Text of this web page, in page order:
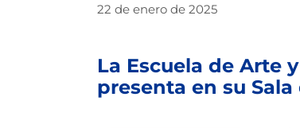
22 de enero de 2025
La Escuela de Arte
presenta en su